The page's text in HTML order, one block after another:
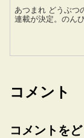
あつまれ どうぶつ
連載が決定。のん
コメント
コメントを